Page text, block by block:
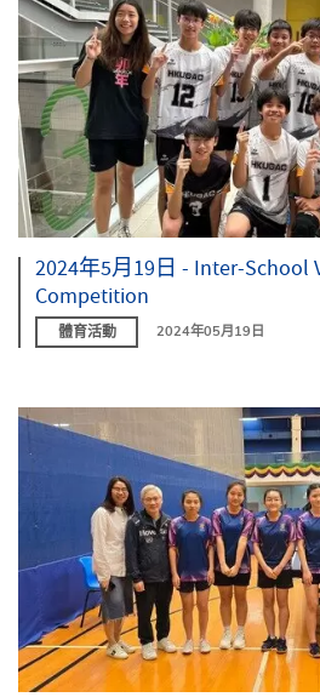
2024年5月19日 - Inter-School
Competition
體育活動 2024年05月19日